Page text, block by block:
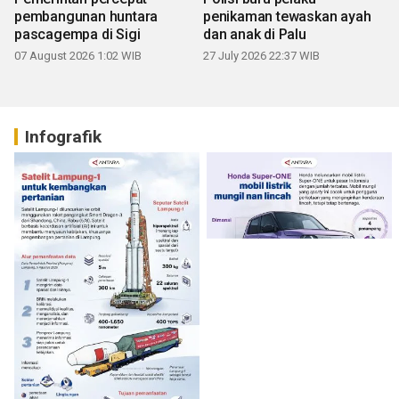
pembangunan huntara
pascagempa di Sigi
07 August 2026 1:02 WIB
penikaman tewaskan ayah
dan anak di Palu
27 July 2026 22:37 WIB
Infografik